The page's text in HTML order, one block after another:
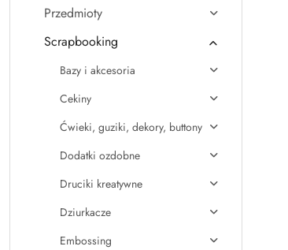
Przedmioty
Scrapbooking
Bazy i akcesoria
Cekiny
Ćwieki, guziki, dekory, buttony
Dodatki ozdobne
Druciki kreatywne
Dziurkacze
Embossing